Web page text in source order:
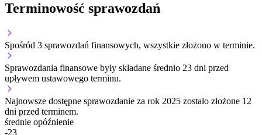
Terminowość sprawozdań
Spośród 3 sprawozdań finansowych, wszystkie złożono w terminie.
Sprawozdania finansowe były składane średnio 23 dni przed
upływem ustawowego terminu.
Najnowsze dostępne sprawozdanie za rok 2025 zostało złożone 12
dni przed terminem.
średnie opóźnienie
-23